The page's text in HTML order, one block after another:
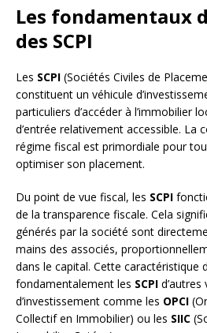
Les fondamentaux
des SCPI
Les SCPI (Sociétés Civiles de
constituent un véhicule
particuliers d’accéder à l’immobilier
d’entrée relativement accessible. La
régime fiscal est primordiale pour
optimiser son placement.
Du point de vue fiscal, les SCPI
de la transparence fiscale. Cela
générés par la société sont
mains des associés,
dans le capital. Cette caractéristique
fondamentalement les SCPI d’autres
d’investissement comme les OPCI
Collectif en Immobilier) ou les SIIC